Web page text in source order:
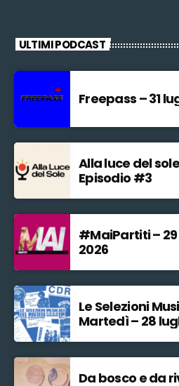
ULTIMI PODCAST
Freepass – 31
Alla luce del
Episodio #3
#MaiPartiti –
2026
Le Selezioni
Martedì – 28
Da bosco e da